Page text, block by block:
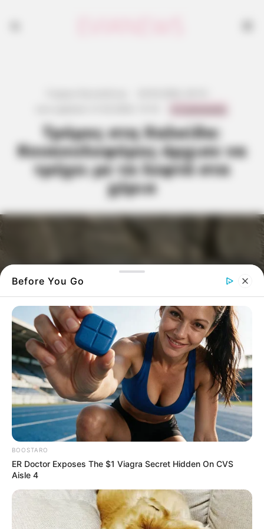
Τρόμος στη Χαλκίδα:
Κουκουλοφόρος άρχισε να
τρέχει με τα λεφτά στα
χέρια
Βράδυ σκιά
Σοκ έχει προκαλέσει στη
που σημειώθηκε τα ξημερώματα σε γνωστό
σουβλατζίδικο της πόλης
Ξημερώματα σε κεντρικό δρόμο ένας
κουκουλοφόρος μπούκαρε σε κατάστημα και
Before You Go
BOOSTARO
ER Doctor Exposes The $1 Viagra Secret Hidden On CVS
Aisle 4